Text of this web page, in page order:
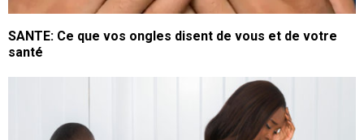
SANTE: Ce que vos ongles disent de vous et de votre
santé